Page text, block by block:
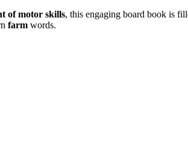
of motor skills, this engaging board book is
farm words.